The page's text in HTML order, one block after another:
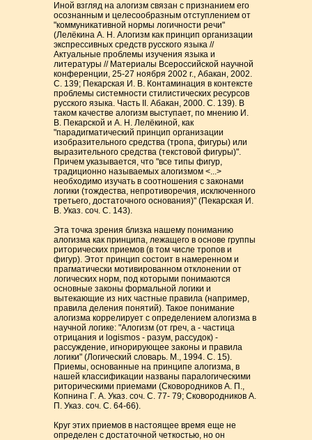
Иной взгляд на алогизм связан с признанием его
осознанным и целесообразным отступлением от
"коммуникативной нормы логичности речи"
(Лелёкина А. Н. Алогизм как принцип организации
экспрессивных средств русского языка //
Актуальные проблемы изучения языка и
литературы // Материалы Всероссийской научной
конференции, 25-27 ноября 2002 г., Абакан, 2002.
С. 139; Пекарская И. В. Контаминация в контексте
проблемы системности стилистических ресурсов
русского языка. Часть II. Абакан, 2000. С. 139). В
таком качестве алогизм выступает, по мнению И.
В. Пекарской и А. Н. Лелёкиной, как
"парадигматический принцип организации
изобразительного средства (тропа, фигуры) или
выразительного средства (текстовой фигуры)".
Причем указывается, что "все типы фигур,
традиционно называемых алогизмом <...>
необходимо изучать в соотношения с законами
логики (тождества, непротиворечия, исключенного
третьего, достаточного основания)" (Пекарская И.
В. Указ. соч. С. 143).
Эта точка зрения близка нашему пониманию
алогизма как принципа, лежащего в основе группы
риторических приемов (в том числе тропов и
фигур). Этот принцип состоит в намеренном и
прагматически мотивированном отклонении от
логических норм, под которыми понимаются
основные законы формальной логики и
вытекающие из них частные правила (например,
правила деления понятий). Такое понимание
алогизма коррелирует с определением алогизма в
научной логике: "Алогизм (от греч, а - частица
отрицания и logismos - разум, рассудок) -
рассуждение, игнорирующее законы и правила
логики" (Логический словарь. М., 1994. С. 15).
Приемы, основанные на принципе алогизма, в
нашей классификации названы паралогическими
риторическими приемами (Сковородников А. П.,
Копнина Г. А. Указ. соч. С. 77- 79; Сковородников А.
П. Указ. соч. С. 64-66).
Круг этих приемов в настоящее время еще не
определен с достаточной четкостью, но он